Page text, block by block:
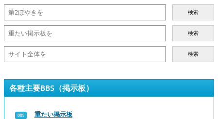
検索
検索
検索
各種主要BBS（掲示板）
重たい掲示板